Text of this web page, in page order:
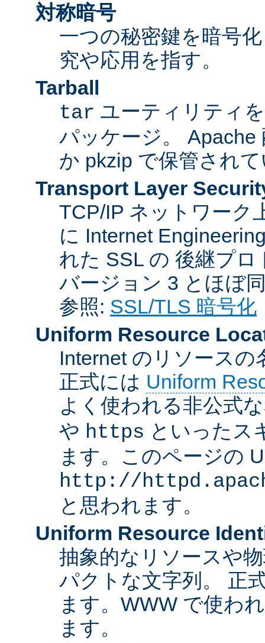
対称暗号
一つの秘密鍵を暗号
究や応用を指す。
Tarball
tar ユーティリティ
パッケージ。 Apache
か pkzip で保管され
Transport Layer
TCP/IP ネットワーク
に Internet
れた SSL の 後継プ
バージョン 3 とほぼ
参照: SSL/TLS 暗号化
Uniform Resource
Internet のリソース
正式には Uniform
よく使われる非公式
や https といったス
ます。このページの
http://
と思われます。
Uniform Resource
抽象的なリソースや
パクトな文字列。 正
ます。WWW で使わ
ます。